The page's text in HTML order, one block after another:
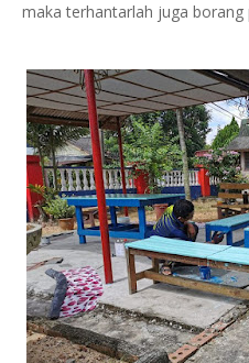
maka terhantarlah juga